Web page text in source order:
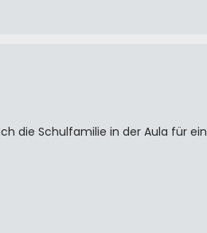
die Schulfamilie in der Aula für